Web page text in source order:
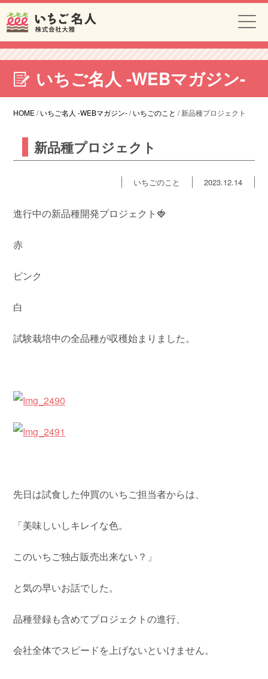
いちご名人 -WEBマガジン-
HOME/いちご名人 -WEBマガジン-/いちごのこと /新品種プロジェクト
新品種プロジェクト
いちごのこと 2023.12.14
進行中の新品種開発プロジェクト🍓
赤
ピンク
白
試験栽培中の全品種が収穫始まりました。
先日は試食した仲買のいちご担当者からは、
「美味しいしキレイな色。
このいちご独占販売出来ない？」
と気の早いお話でした。
品種登録も含めてプロジェクトの進行、
会社全体でスピードを上げないといけません。